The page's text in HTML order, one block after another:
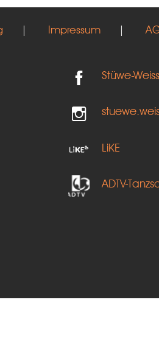
| Impressum |
Stüwe-
LiKE
ADTV-